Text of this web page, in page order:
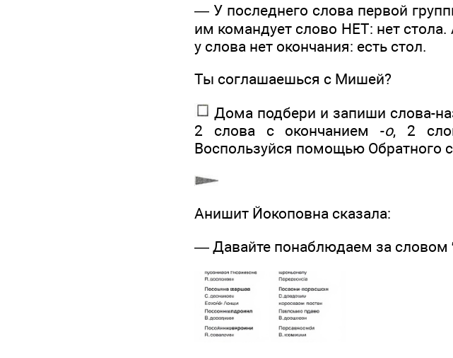
— У последнего слова первой
им командует слово НЕТ: нет
у слова нет окончания: есть стол.
Ты соглашаешься с Мишей?
Дома подбери и запиши слова-
2 слова с окончанием -о, 2
Воспользуйся помощью Обратного
Анишит Йокоповна сказала:
— Давайте понаблюдаем за словом